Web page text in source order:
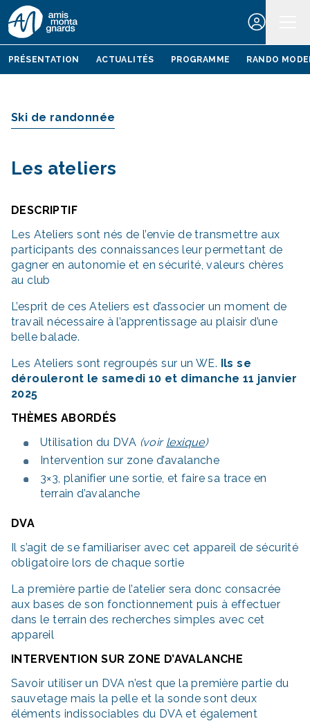
PRÉSENTATION ACTUALITÉS PROGRAMME RANDO
Aller au contenu
Ski de randonnée
Les ateliers
DESCRIPTIF
Les Ateliers sont nés de l’envie de transmettre aux
participants des connaissances leur permettant de
gagner en autonomie et en sécurité, valeurs chères
au club
L’esprit de ces Ateliers est d’associer un moment de
travail nécessaire à l’apprentissage au plaisir d’une
belle balade.
Les Ateliers sont regroupés sur un WE. Ils se
dérouleront le samedi 10 et dimanche 11 janvier
2025
THÈMES ABORDÉS
Utilisation du DVA (voir lexique)
Intervention sur zone d’avalanche
3×3, planifier une sortie, et faire sa trace en
terrain d’avalanche
DVA
Il s’agit de se familiariser avec cet appareil de sécurité
obligatoire lors de chaque sortie
La première partie de l’atelier sera donc consacrée
aux bases de son fonctionnement puis à effectuer
dans le terrain des recherches simples avec cet
appareil
INTERVENTION SUR ZONE D’AVALANCHE
Savoir utiliser un DVA n’est que la première partie du
sauvetage mais la pelle et la sonde sont deux
éléments indissociables du DVA et également